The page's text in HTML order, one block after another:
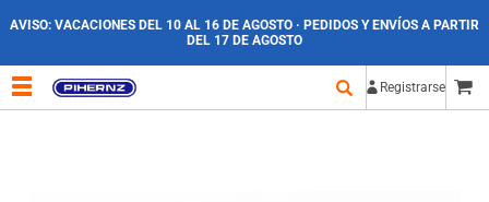
AVISO: VACACIONES DEL 10 AL 16 DE AGOSTO · PEDIDOS Y ENVÍOS A PARTIR
DEL 17 DE AGOSTO
Registrarse